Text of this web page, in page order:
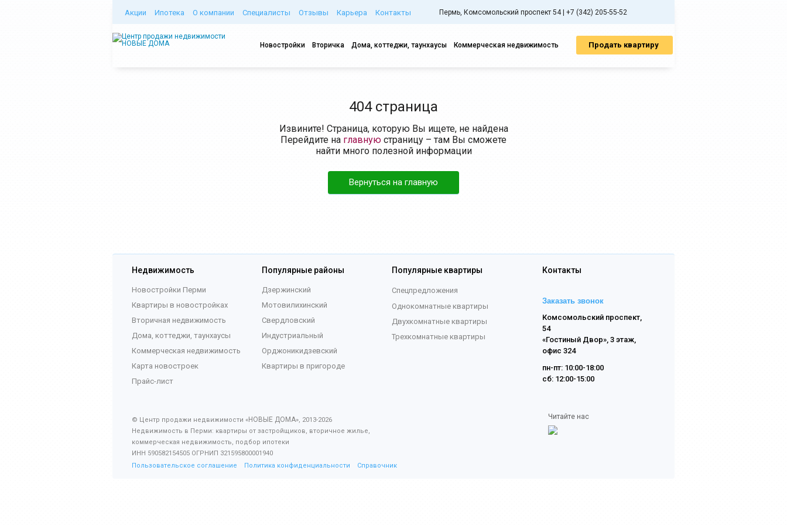
Акции Ипотека О компании Специалисты Отзывы Карьера Контакты Пермь, Комсомольский проспект 54 | +7 (342) 205-55-52
Новостройки Вторичка Дома, коттеджи, таунхаусы Коммерческая недвижимость Продать квартиру
404 страница
Извините! Страница, которую Вы ищете, не найдена
Перейдите на главную страницу – там Вы сможете
найти много полезной информации
Вернуться на главную
Недвижимость
Новостройки Перми
Квартиры в новостройках
Вторичная недвижимость
Дома, коттеджи, таунхаусы
Коммерческая недвижимость
Карта новостроек
Прайс-лист
Популярные районы
Дзержинский
Мотовилихинский
Свердловский
Индустриальный
Орджоникидзевский
Квартиры в пригороде
Популярные квартиры
Спецпредложения
Однокомнатные квартиры
Двухкомнатные квартиры
Трехкомнатные квартиры
Контакты
Заказать звонок
Комсомольский проспект,
54
«Гостиный Двор», 3 этаж,
офис 324
пн-пт: 10:00-18:00
сб: 12:00-15:00
© Центр продажи недвижимости «НОВЫЕ ДОМА», 2013-2026
Недвижимость в Перми: квартиры от застройщиков, вторичное жилье,
коммерческая недвижимость, подбор ипотеки
ИНН 590582154505 ОГРНИП 321595800001940
Пользовательское соглашение
Политика конфиденциальности Справочник
Читайте нас